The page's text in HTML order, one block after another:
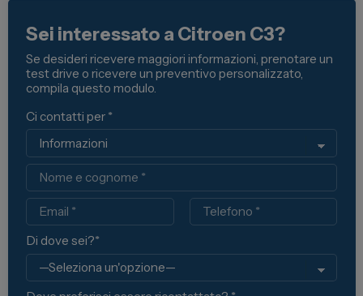
Sei interessato a Citroen C3?
Se desideri ricevere maggiori informazioni, prenotare un
test drive o ricevere un preventivo personalizzato,
compila questo modulo.
Ci contatti per *
Nome
Email Telefono
Di dove sei?*